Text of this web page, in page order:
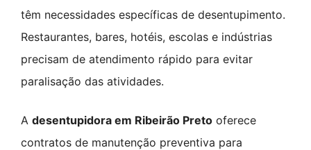
têm necessidades específicas de desentupimento.
Restaurantes, bares, hotéis, escolas e indústrias
precisam de atendimento rápido para evitar
paralisação das atividades.
A desentupidora em Ribeirão Preto oferece
contratos de manutenção preventiva para